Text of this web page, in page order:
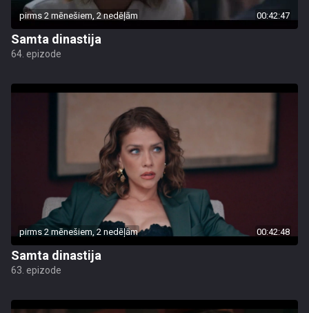
pirms 2 mēnešiem, 2 nedēļām 00:42:47
Samta dinastija
64. epizode
pirms 2 mēnešiem, 2 nedēļām 00:42:48
Samta dinastija
63. epizode